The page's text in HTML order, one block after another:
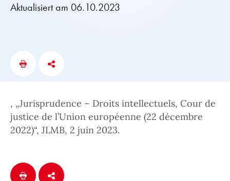
Aktualisiert am 06.10.2023
, „Jurisprudence – Droits intellectuels, Cour de
justice de l’Union européenne (22 décembre
2022)“, JLMB, 2 juin 2023.